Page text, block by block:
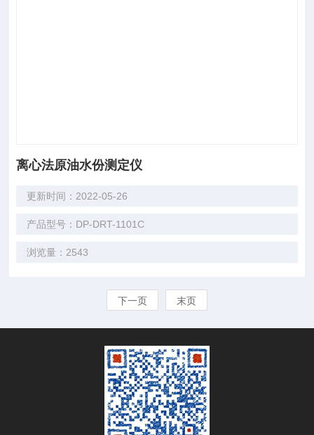
离心法原油水份测定仪
更新时间：2022-05-26
产品型号：DP-DRT-1101C
浏览量：2543
下一页 末页